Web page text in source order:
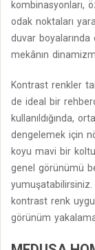
kombinasyonları,
odak noktaları
duvar
mekânın
Kontrast renkler
de ideal bir
kullanıldığında,
dengelemek için
koyu mavi bir
genel görünümü
yumuşatabilirsiniz.
kontrast renk
görünüm